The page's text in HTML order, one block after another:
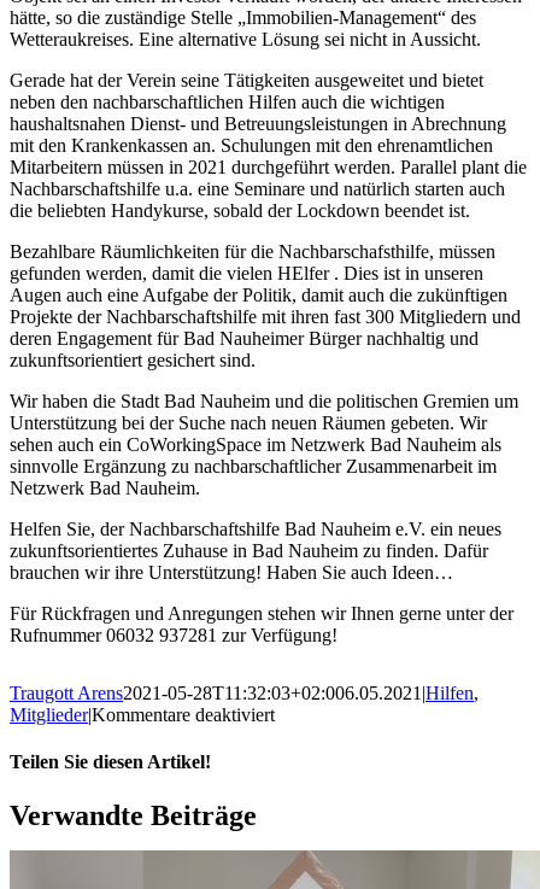
hätte, so die zuständige Stelle „Immobilien-Management“ des
Wetteraukreises. Eine alternative Lösung sei nicht in Aussicht.
Gerade hat der Verein seine Tätigkeiten ausgeweitet und bietet
neben den nachbarschaftlichen Hilfen auch die wichtigen
haushaltsnahen Dienst- und Betreuungsleistungen in Abrechnung
mit den Krankenkassen an. Schulungen mit den ehrenamtlichen
Mitarbeitern müssen in 2021 durchgeführt werden. Parallel plant die
Nachbarschaftshilfe u.a. eine Seminare und natürlich starten auch
die beliebten Handykurse, sobald der Lockdown beendet ist.
Bezahlbare Räumlichkeiten für die Nachbarschafsthilfe, müssen
gefunden werden, damit die vielen HElfer . Dies ist in unseren
Augen auch eine Aufgabe der Politik, damit auch die zukünftigen
Projekte der Nachbarschaftshilfe mit ihren fast 300 Mitgliedern und
deren Engagement für Bad Nauheimer Bürger nachhaltig und
zukunftsorientiert gesichert sind.
Wir haben die Stadt Bad Nauheim und die politischen Gremien um
Unterstützung bei der Suche nach neuen Räumen gebeten. Wir
sehen auch ein CoWorkingSpace im Netzwerk Bad Nauheim als
sinnvolle Ergänzung zu nachbarschaftlicher Zusammenarbeit im
Netzwerk Bad Nauheim.
Helfen Sie, der Nachbarschaftshilfe Bad Nauheim e.V. ein neues
zukunftsorientiertes Zuhause in Bad Nauheim zu finden. Dafür
brauchen wir ihre Unterstützung! Haben Sie auch Ideen…
Für Rückfragen und Anregungen stehen wir Ihnen gerne unter der
Rufnummer 06032 937281 zur Verfügung!
Traugott Arens2021-05-28T11:32:03+02:006.05.2021 |Hilfen,
Mitglieder|Kommentare deaktiviertfür
Teilen Sie diesen Artikel!
Facebook
X
Reddit
LinkedIn
WhatsApp
Telegram
Tumblr
Pinterest
Vk
Xing
Email
Verwandte Beiträge